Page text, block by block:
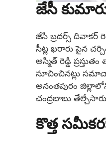
జేసీ
జేసీ బ్రదర్స్ దివాకర్
సీట్ల ఖరారు పైన
అస్మిత్ రెడ్డి
సూచించినట్లు
అనంతపురం
చంద్రబాబు
కొత్త